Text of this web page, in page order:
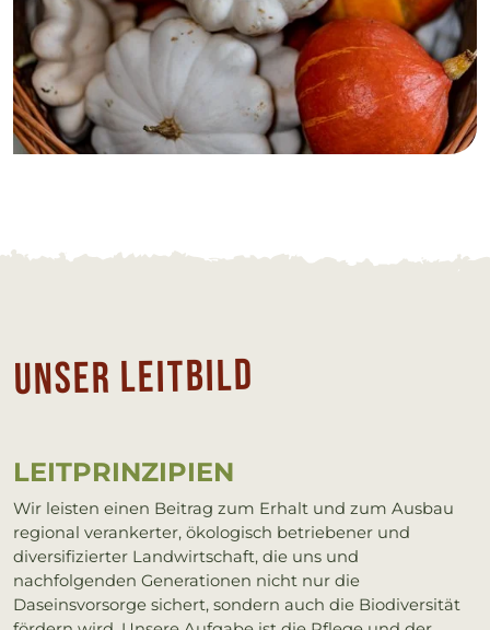
Un­ser Leit­bild
LEIT­PRIN­ZI­PI­EN
Wir leisten einen Beitrag zum Erhalt und zum Ausbau
regional verankerter, ökologisch betriebener und
diversifizierter Landwirtschaft, die uns und
nachfolgenden Generationen nicht nur die
Daseinsvorsorge sichert, sondern auch die Biodiversität